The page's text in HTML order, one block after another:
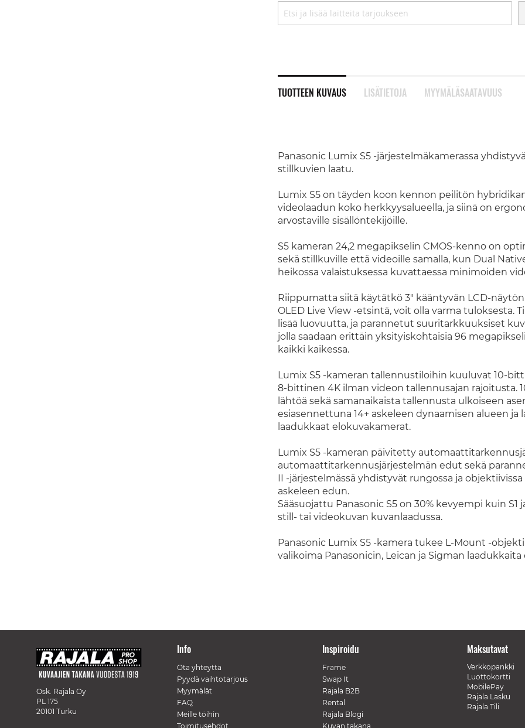
TUOTTEEN KUVAUS
Panasonic Lumix S5 -järjestelmäkamerassa
stillkuvien laatu.
Lumix S5 on täyden koon kennon peilitön
videolaadun koko herkkyysalueella, ja siinä on
arvostaville sisällöntekijöille.
S5 kameran 24,2 megapikselin CMOS-kenno on
sekä stillkuville että videoille samalla, kun Dual
heikossa valaistuksessa kuvattaessa minimoiden
Riippumatta siitä käytätkö 3" kääntyvän LCD-
OLED Live View -etsintä, voit olla varma tuloksesta.
lisää luovuutta, ja parannetut suuritarkkuuksiset
jolla saadaan erittäin yksityiskohtaisia 96
kaikki kaikessa.
Lumix S5 -kameran tallennustiloihin kuuluvat 10-
8-bittinen 4K ilman videon tallennusajan rajoitusta.
lähtöä sekä samanaikaista tallennusta ulkoiseen
esiasennettuna 14+ askeleen dynaamisen alueen
laadukkaat elokuvakamerat.
Lumix S5 -kameran päivitetty
automaattitarkennusjärjestelmän edut sekä
II -järjestelmässä yhdistyvät rungossa ja
askeleen edun.
Sääsuojattu Panasonic S5 on 30% kevyempi kuin
still- tai videokuvan kuvanlaadussa.
Panasonic Lumix S5 -kamera tukee L-Mount -
valikoima Panasonicin, Leican ja Sigman
LISÄTIETOJA MYYMÄLÄSAATAVUUS
Osk. Rajala Oy
PL 175
20101 Turku
Info
Ota yhteyttä
Pyydä vaihtotarjous
Myymälät
FAQ
Meille töihin
Toimitusehdot
Inspiroidu
Frame
Swap It
Rajala B2B
Rental
Rajala Blogi
Kuvan takana
Maksutavat
Verkkopankki
Luottokortti
MobilePay
Rajala Lasku
Rajala Tili